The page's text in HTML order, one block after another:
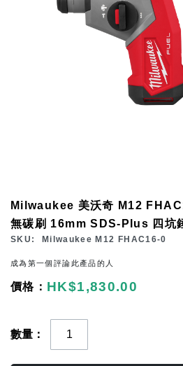
Milwaukee 美沃奇 M12
無碳刷 16mm SDS-Plus 四坑
SKU Milwaukee M12 FHAC16-0
成為第一個評論此產品的人
HK$1,830.00
數量
the
of
the